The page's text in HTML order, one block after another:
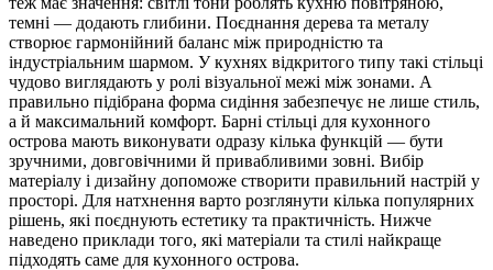
темні — додають глибини. Поєднання дерева та металу
створює гармонійний баланс між природністю та
індустріальним шармом. У кухнях відкритого типу такі стільці
чудово виглядають у ролі візуальної межі між зонами. А
правильно підібрана форма сидіння забезпечує не лише стиль,
а й максимальний комфорт. Барні стільці для кухонного
острова мають виконувати одразу кілька функцій — бути
зручними, довговічними й привабливими зовні. Вибір
матеріалу і дизайну допоможе створити правильний настрій у
просторі. Для натхнення варто розглянути кілька популярних
рішень, які поєднують естетику та практичність. Нижче
наведено приклади того, які матеріали та стилі найкраще
підходять саме для кухонного острова.